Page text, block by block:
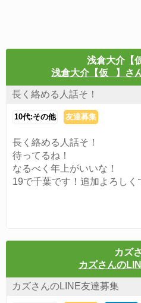
浅倉大介【
浅倉大介【仮⠀】さ
長く絡める人話そ！
10代:その他 友達募集
長く絡める人話そ！
待ってるね！
なるべく年上がいいな！
19で千葉です！追加よろしく
カズ
カズさんの
カズさんのLINE友達募集